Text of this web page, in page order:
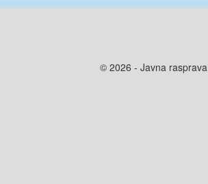
© 2026 - Javna rasprava